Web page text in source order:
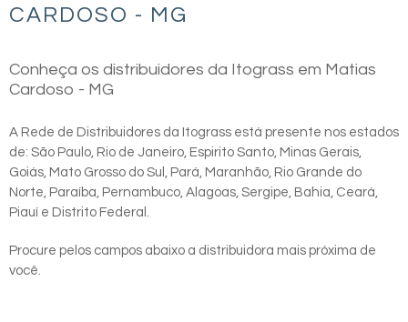
CARDOSO - MG
Conheça os distribuidores da Itograss em Matias
Cardoso - MG
A Rede de Distribuidores da Itograss está presente nos estados
de: São Paulo, Rio de Janeiro, Espirito Santo, Minas Gerais,
Goiás, Mato Grosso do Sul, Pará, Maranhão, Rio Grande do
Norte, Paraíba, Pernambuco, Alagoas, Sergipe, Bahia, Ceará,
Piauí e Distrito Federal.
Procure pelos campos abaixo a distribuidora mais próxima de
você.